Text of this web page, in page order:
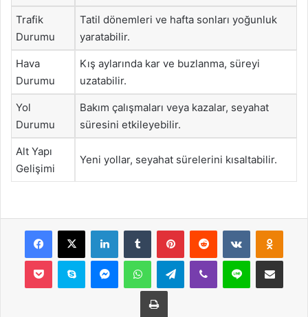
Trafik
Durumu
Tatil dönemleri ve hafta sonları yoğunluk
yaratabilir.
Hava
Durumu
Kış aylarında kar ve buzlanma, süreyi
uzatabilir.
Yol
Durumu
Bakım çalışmaları veya kazalar, seyahat
süresini etkileyebilir.
Alt Yapı
Gelişimi
Yeni yollar, seyahat sürelerini kısaltabilir.
Facebook
X LinkedInTumblr PinterestReddit VKontakte
Pocket Skype MessengerWhatsAppTelegramViber Line E-Posta ile
Yazdır